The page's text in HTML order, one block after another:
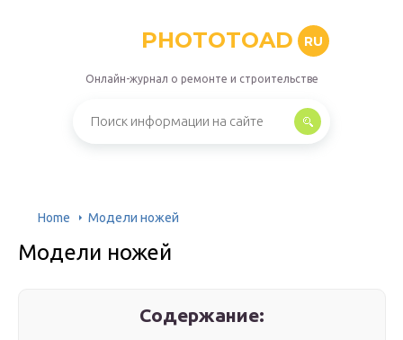
PHOTOTOAD RU
Онлайн-журнал о ремонте и строительстве
Home Модели ножей
Модели ножей
Содержание: